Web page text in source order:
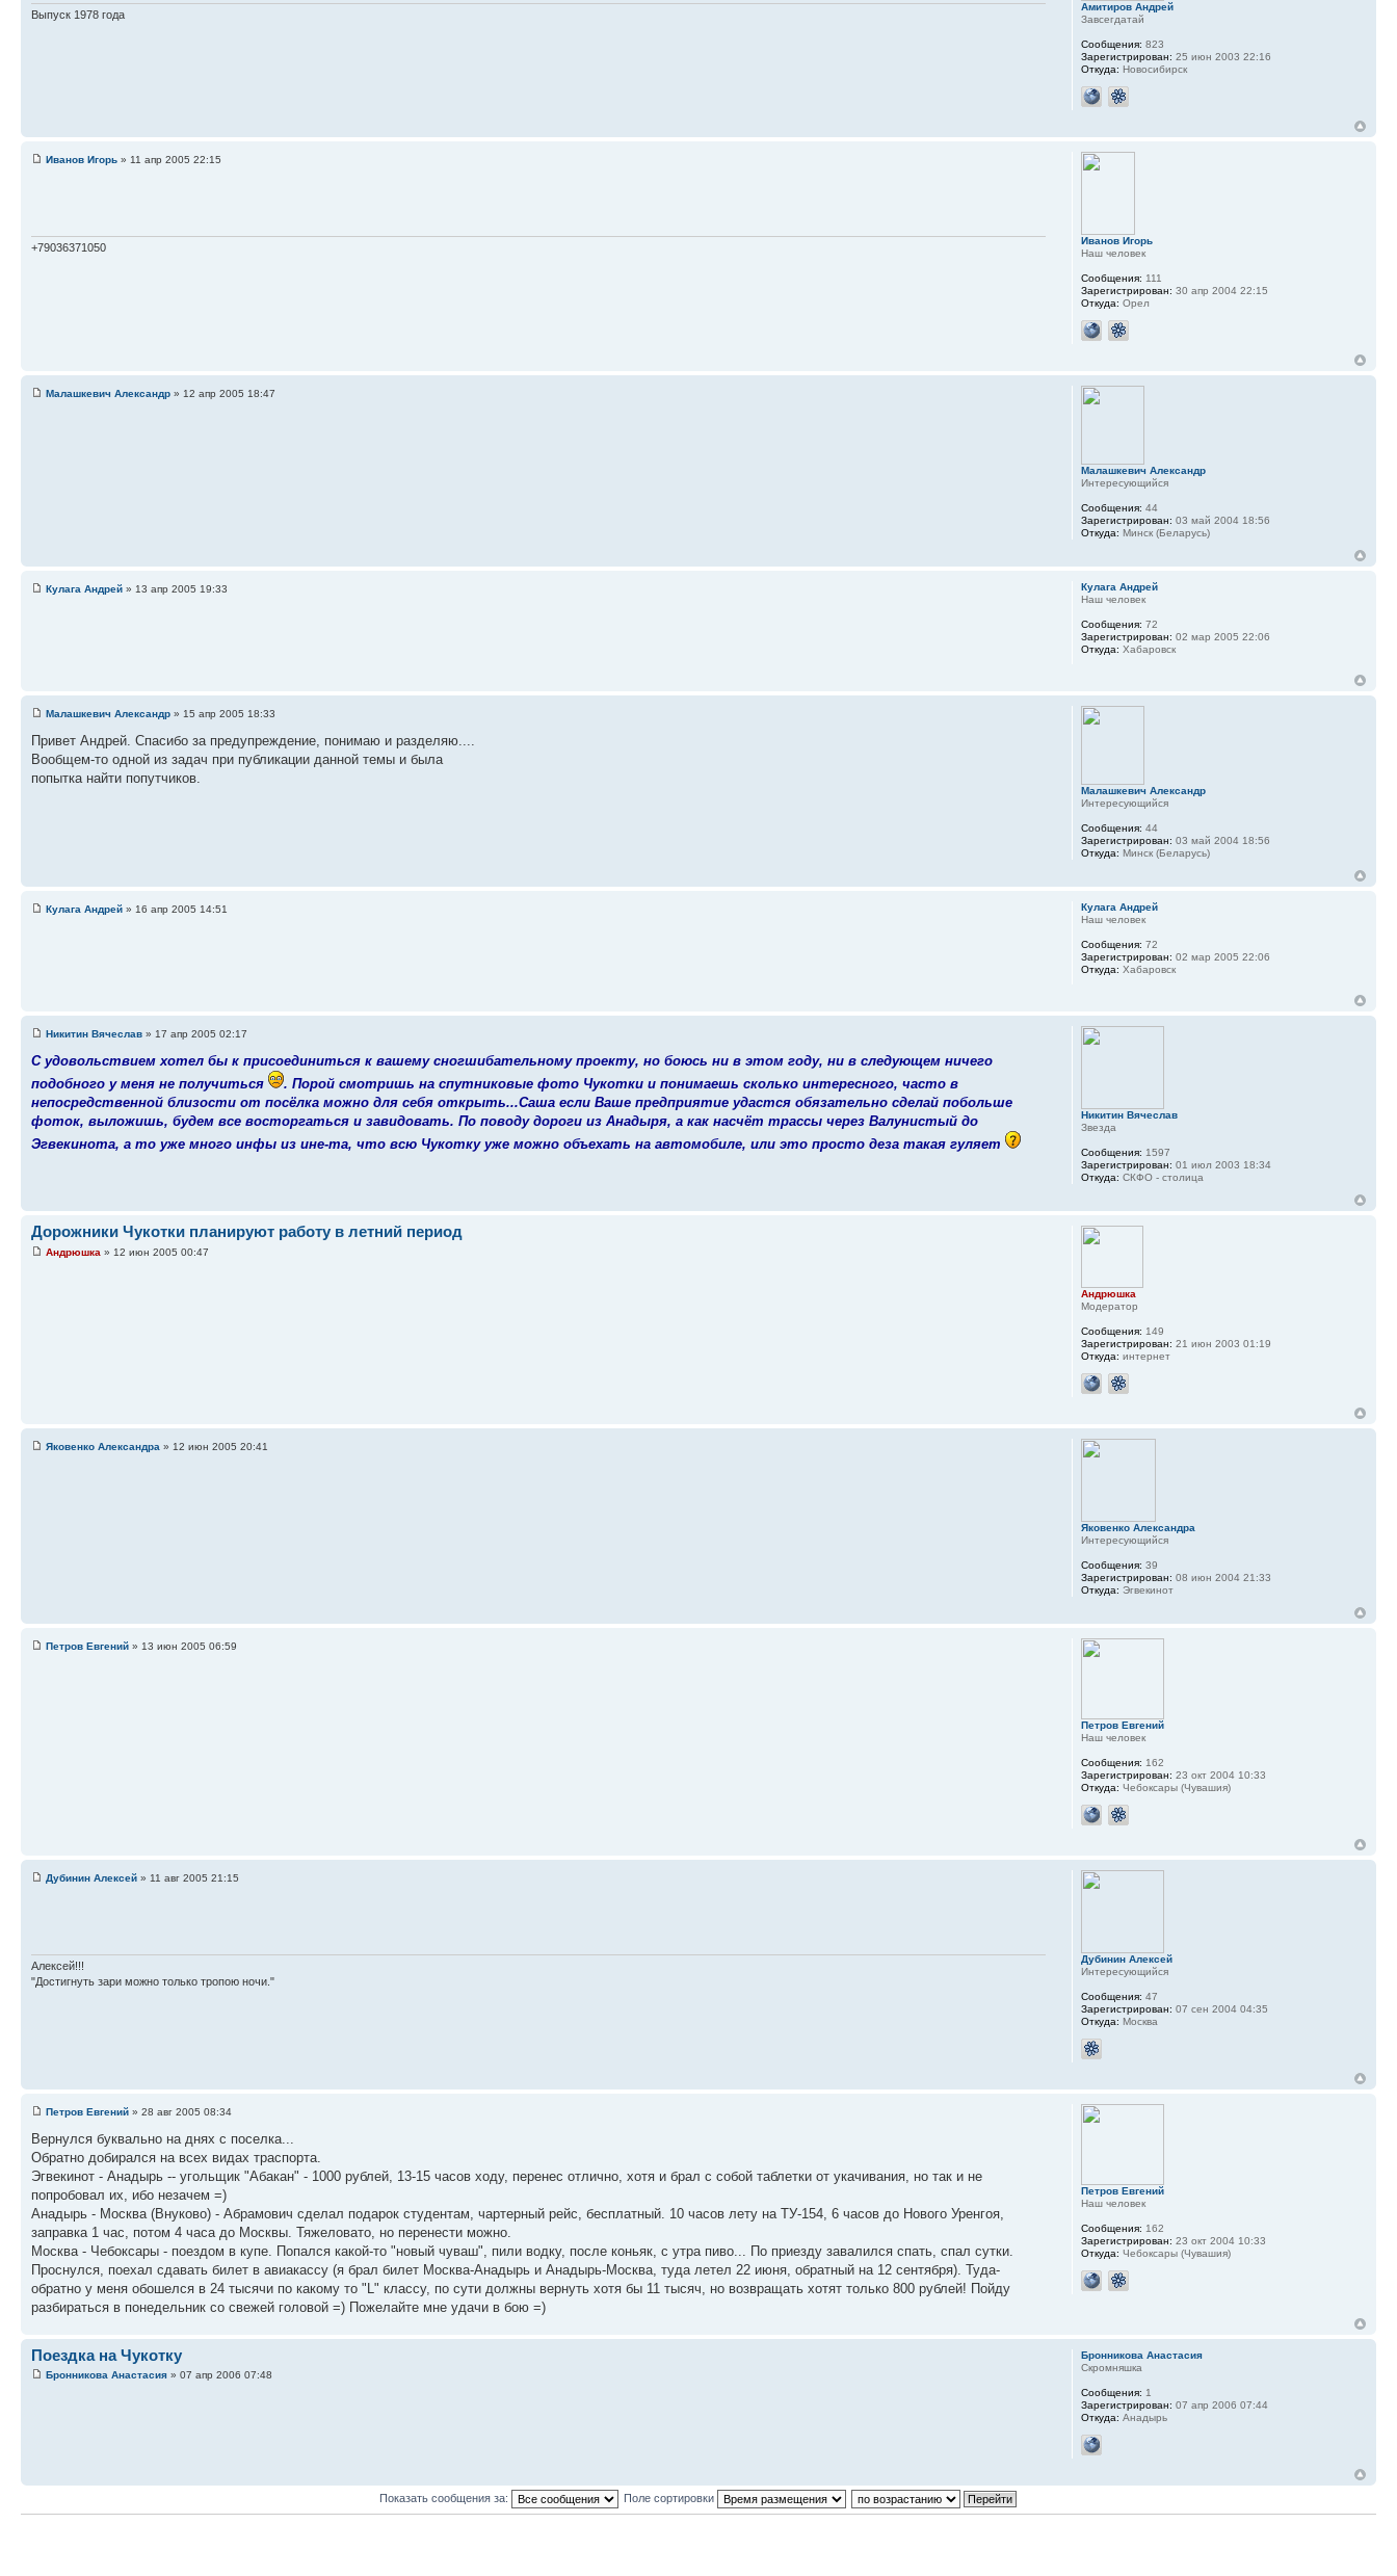
Выпуск 1978 года
Амитиров Андрей
Завсегдатай
Сообщения: 823
Зарегистрирован: 25 июн 2003 22:16
Откуда: Новосибирск
Иванов Игорь » 11 апр 2005 22:15
+79036371050
Иванов Игорь
Наш человек
Сообщения: 111
Зарегистрирован: 30 апр 2004 22:15
Откуда: Орел
Малашкевич Александр » 12 апр 2005 18:47
Малашкевич Александр
Интересующийся
Сообщения: 44
Зарегистрирован: 03 май 2004 18:56
Откуда: Минск (Беларусь)
Кулага Андрей » 13 апр 2005 19:33
Кулага Андрей
Наш человек
Сообщения: 72
Зарегистрирован: 02 мар 2005 22:06
Откуда: Хабаровск
Малашкевич Александр » 15 апр 2005 18:33
Привет Андрей. Спасибо за предупреждение, понимаю и разделяю....
Вообщем-то одной из задач при публикации данной темы и была
попытка найти попутчиков.
Малашкевич Александр
Интересующийся
Сообщения: 44
Зарегистрирован: 03 май 2004 18:56
Откуда: Минск (Беларусь)
Кулага Андрей » 16 апр 2005 14:51
Кулага Андрей
Наш человек
Сообщения: 72
Зарегистрирован: 02 мар 2005 22:06
Откуда: Хабаровск
Никитин Вячеслав » 17 апр 2005 02:17
С удовольствием хотел бы к присоединиться к вашему сногшибательному проекту, но боюсь ни в этом году, ни в следующем ничего
подобного у меня не получиться
. Порой смотришь на спутниковые фото Чукотки и понимаешь сколько интересного, часто в
непосредственной близости от посёлка можно для себя открыть...Саша если Ваше предприятие удастся обязательно сделай побольше
фоток, выложишь, будем все восторгаться и завидовать. По поводу дороги из Анадыря, а как насчёт трассы через Валунистый до
Эгвекинота, а то уже много инфы из ине-та, что всю Чукотку уже можно объехать на автомобиле, или это просто деза такая гуляет
Никитин Вячеслав
Звезда
Сообщения: 1597
Зарегистрирован: 01 июл 2003 18:34
Откуда: СКФО - столица
Дорожники Чукотки планируют работу в летний период
Андрюшка » 12 июн 2005 00:47
Андрюшка
Модератор
Сообщения: 149
Зарегистрирован: 21 июн 2003 01:19
Откуда: интернет
Яковенко Александра » 12 июн 2005 20:41
Яковенко Александра
Интересующийся
Сообщения: 39
Зарегистрирован: 08 июн 2004 21:33
Откуда: Эгвекинот
Петров Евгений » 13 июн 2005 06:59
Петров Евгений
Наш человек
Сообщения: 162
Зарегистрирован: 23 окт 2004 10:33
Откуда: Чебоксары (Чувашия)
Дубинин Алексей » 11 авг 2005 21:15
Алексей!!!
"Достигнуть зари можно только тропою ночи."
Дубинин Алексей
Интересующийся
Сообщения: 47
Зарегистрирован: 07 сен 2004 04:35
Откуда: Москва
Петров Евгений » 28 авг 2005 08:34
Вернулся буквально на днях с поселка...
Обратно добирался на всех видах траспорта.
Эгвекинот - Анадырь -- угольщик "Абакан" - 1000 рублей, 13-15 часов ходу, перенес отлично, хотя и брал с собой таблетки от укачивания, но так и не
попробовал их, ибо незачем =)
Анадырь - Москва (Внуково) - Абрамович сделал подарок студентам, чартерный рейс, бесплатный. 10 часов лету на ТУ-154, 6 часов до Нового Уренгоя,
заправка 1 час, потом 4 часа до Москвы. Тяжеловато, но перенести можно.
Москва - Чебоксары - поездом в купе. Попался какой-то "новый чуваш", пили водку, после коньяк, с утра пиво... По приезду завалился спать, спал сутки.
Проснулся, поехал сдавать билет в авиакассу (я брал билет Москва-Анадырь и Анадырь-Москва, туда летел 22 июня, обратный на 12 сентября). Туда-
обратно у меня обошелся в 24 тысячи по какому то "L" классу, по сути должны вернуть хотя бы 11 тысяч, но возвращать хотят только 800 рублей! Пойду
разбираться в понедельник со свежей головой =) Пожелайте мне удачи в бою =)
Петров Евгений
Наш человек
Сообщения: 162
Зарегистрирован: 23 окт 2004 10:33
Откуда: Чебоксары (Чувашия)
Поездка на Чукотку
Бронникова Анастасия » 07 апр 2006 07:48
Бронникова Анастасия
Скромняшка
Сообщения: 1
Зарегистрирован: 07 апр 2006 07:44
Откуда: Анадырь
Показать сообщения за: Поле сортировки